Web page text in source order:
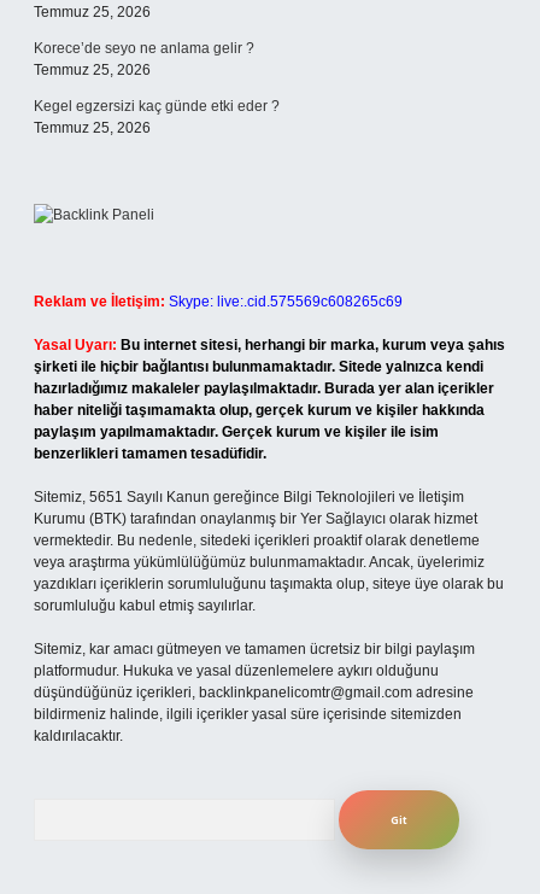
Temmuz 25, 2026
Korece’de seyo ne anlama gelir ?
Temmuz 25, 2026
Kegel egzersizi kaç günde etki eder ?
Temmuz 25, 2026
Reklam ve İletişim: Skype: live:.cid.575569c608265c69
Yasal Uyarı: Bu internet sitesi, herhangi bir marka, kurum veya şahıs
şirketi ile hiçbir bağlantısı bulunmamaktadır. Sitede yalnızca kendi
hazırladığımız makaleler paylaşılmaktadır. Burada yer alan içerikler
haber niteliği taşımamakta olup, gerçek kurum ve kişiler hakkında
paylaşım yapılmamaktadır. Gerçek kurum ve kişiler ile isim
benzerlikleri tamamen tesadüfidir.
Sitemiz, 5651 Sayılı Kanun gereğince Bilgi Teknolojileri ve İletişim
Kurumu (BTK) tarafından onaylanmış bir Yer Sağlayıcı olarak hizmet
vermektedir. Bu nedenle, sitedeki içerikleri proaktif olarak denetleme
veya araştırma yükümlülüğümüz bulunmamaktadır. Ancak, üyelerimiz
yazdıkları içeriklerin sorumluluğunu taşımakta olup, siteye üye olarak bu
sorumluluğu kabul etmiş sayılırlar.
Sitemiz, kar amacı gütmeyen ve tamamen ücretsiz bir bilgi paylaşım
platformudur. Hukuka ve yasal düzenlemelere aykırı olduğunu
düşündüğünüz içerikleri, backlinkpanelicomtr@gmail.com adresine
bildirmeniz halinde, ilgili içerikler yasal süre içerisinde sitemizden
kaldırılacaktır.